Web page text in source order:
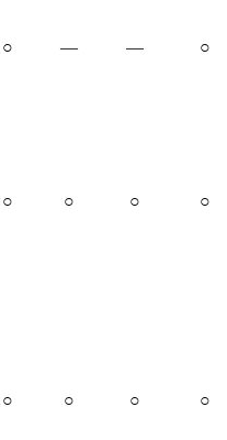
○ ― ― ○
○ ○ ○ ○
○ ○ ○ ○